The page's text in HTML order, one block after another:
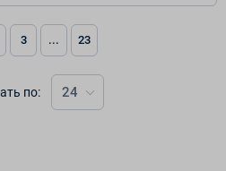
по: 24
3 ... 23